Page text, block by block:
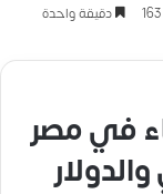
163 دقيقة واحدة
في مصر
والدولار